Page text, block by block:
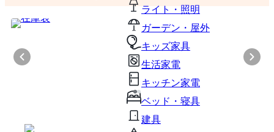
ライト・照明
ガーデン・屋外
キッズ家具
生活家電
キッチン家電
ベッド・寝具
建具